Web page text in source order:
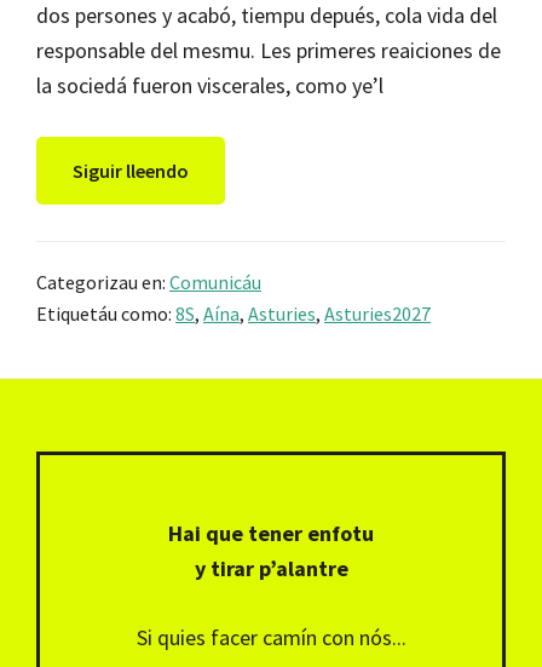
dos persones y acabó, tiempu depués, cola vida del
responsable del mesmu. Les primeres reaiciones de
la sociedá fueron viscerales, como ye’l
Siguir lleendo
Categorizau en: Comunicáu
Etiquetáu como: 8S, Aína, Asturies, Asturies2027
Hai que tener enfotu
y tirar p’alantre
Si quies facer camín con nós...